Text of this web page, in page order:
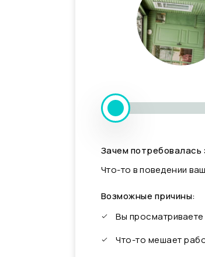
Зачем потребовалась
Что-то в поведении
Возможные причины:
Вы
Что-то мешает